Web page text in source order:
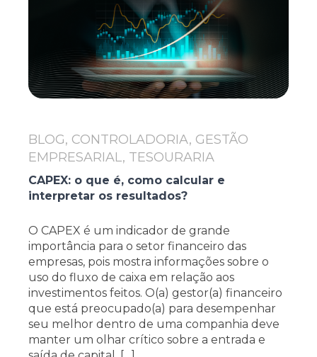
BLOG, CONTROLADORIA, GESTÃO
EMPRESARIAL, TESOURARIA
CAPEX: o que é, como calcular e
interpretar os resultados?
O CAPEX é um indicador de grande
importância para o setor financeiro das
empresas, pois mostra informações sobre o
uso do fluxo de caixa em relação aos
investimentos feitos. O(a) gestor(a) financeiro
que está preocupado(a) para desempenhar
seu melhor dentro de uma companhia deve
manter um olhar crítico sobre a entrada e